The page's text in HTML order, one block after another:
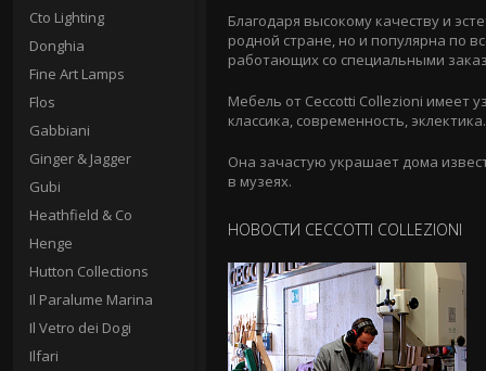
Cto Lighting
Donghia
Fine Art Lamps
Flos
Gabbiani
Ginger & Jagger
Gubi
Heathfield & Co
Henge
Hutton Collections
Il Paralume Marina
Il Vetro dei Dogi
Ilfari
Благодаря высокому качеству и
родной стране, но и популярна по
работающих со специальными
Мебель от Ceccotti Collezioni имеет
классика, современность, эклектика.
Она зачастую украшает дома
в музеях.
НОВОСТИ CECCOTTI COLLEZIONI